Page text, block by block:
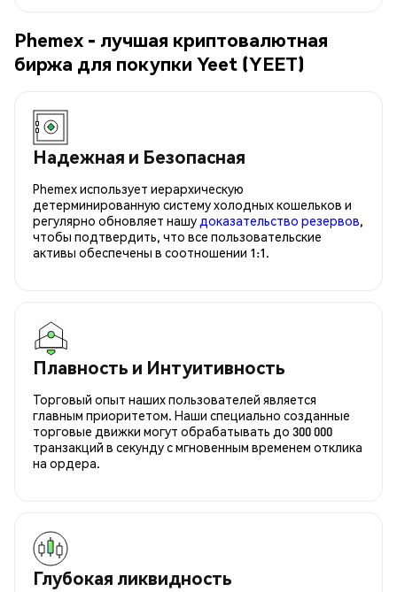
Phemex - лучшая криптовалютная
биржа для покупки Yeet (YEET)
Надежная и Безопасная
Phemex использует иерархическую
детерминированную систему холодных кошельков и
регулярно обновляет нашу доказательство резервов,
чтобы подтвердить, что все пользовательские
активы обеспечены в соотношении 1:1.
Плавность и Интуитивность
Торговый опыт наших пользователей является
главным приоритетом. Наши специально созданные
торговые движки могут обрабатывать до 300 000
транзакций в секунду с мгновенным временем отклика
на ордера.
Глубокая ликвидность